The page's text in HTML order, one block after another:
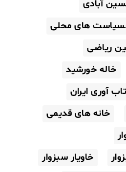
آبادی
های محلی
ریاضی
خاله خورشید
آوری ایران
خانه های قدیمی
خاویار سبزوار